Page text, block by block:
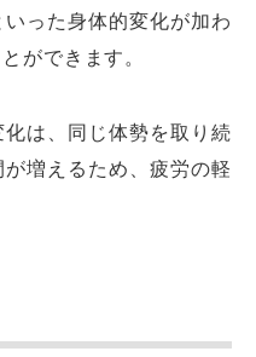
った身体的変化が加わ
ができます。
は、同じ体勢を取り続
増えるため、疲労の軽